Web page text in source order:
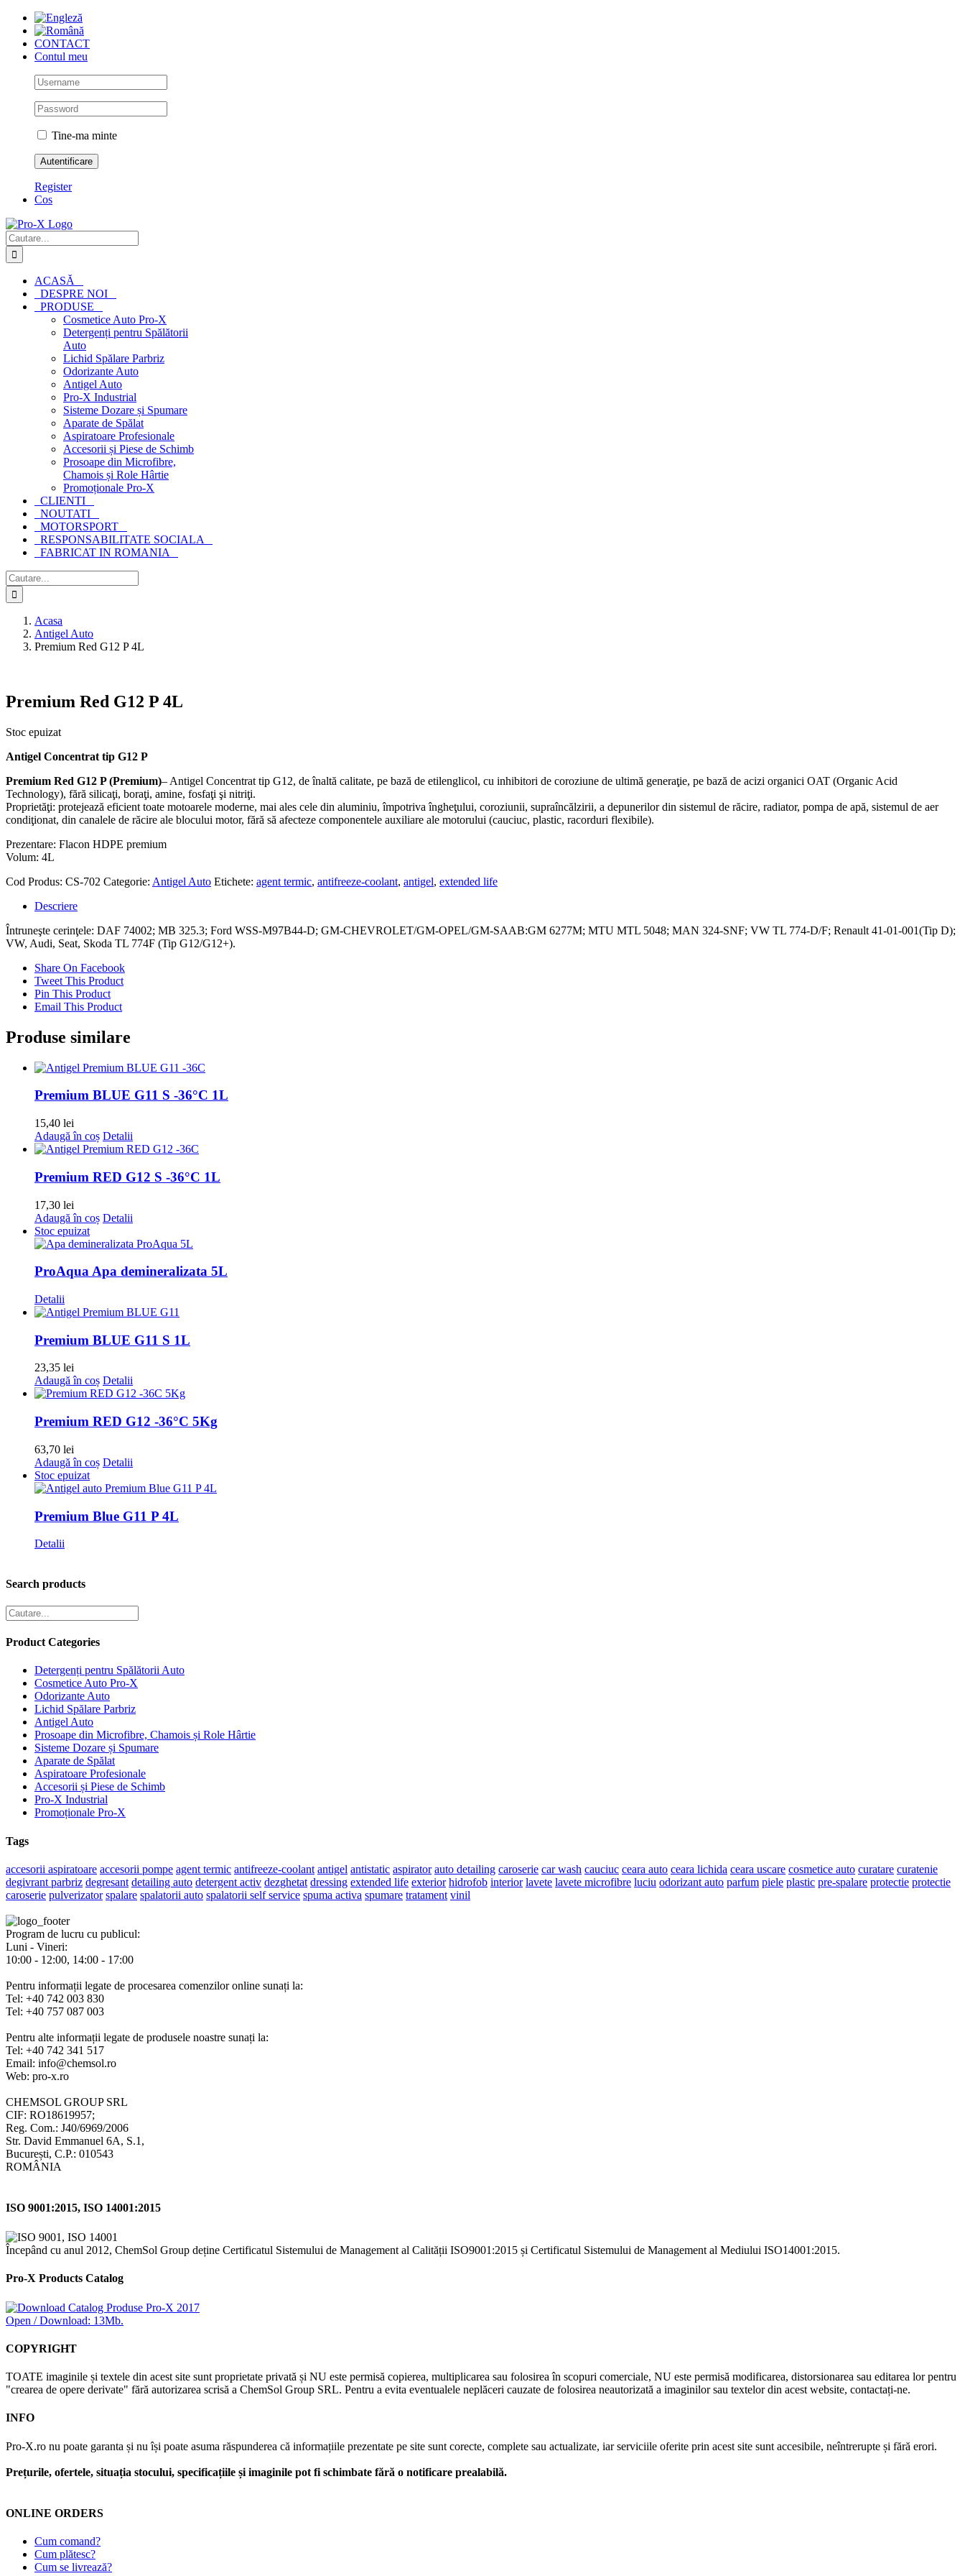
Skip
contentCONTACT
Contul meu
Tine-ma minte
Register
Cos
Cautare...
ACASĂ
DESPRE NOI
PRODUSE
Cosmetice Auto Pro-X
Detergenți pentru Spălătorii
Auto
Lichid Spălare Parbriz
Odorizante Auto
Antigel Auto
Pro-X Industrial
Sisteme Dozare și Spumare
Aparate de Spălat
Aspiratoare Profesionale
Accesorii și Piese de Schimb
Prosoape din Microfibre,
Chamois și Role Hârtie
Promoționale Pro-X
CLIENTI
NOUTATI
MOTORSPORT
RESPONSABILITATE SOCIALA
FABRICAT IN ROMANIA
Cautare...
Acasa
Antigel Auto
Premium Red G12 P 4L
Premium Red G12 P 4L
Stoc epuizat
Antigel Concentrat tip G12 P
Premium Red G12 P (Premium)– Antigel Concentrat tip G12, de înaltă calitate, pe bază de etilenglicol, cu inhibitori de coroziune de ultimă generaţie, pe bază de acizi organici OAT (Organic Acid
Technology), fără silicaţi, boraţi, amine, fosfaţi şi nitriţi.
Proprietăţi: protejează eficient toate motoarele moderne, mai ales cele din aluminiu, împotriva îngheţului, coroziunii, supraîncălzirii, a depunerilor din sistemul de răcire, radiator, pompa de apă, sistemul de aer
condiţionat, din canalele de răcire ale blocului motor, fără să afecteze componentele auxiliare ale motorului (cauciuc, plastic, racorduri flexibile).
Prezentare: Flacon HDPE premium
Volum: 4L
Cod Produs: CS-702 Categorie: Antigel Auto Etichete: agent termic, antifreeze-coolant, antigel, extended life
Descriere
Întruneşte cerinţele: DAF 74002; MB 325.3; Ford WSS-M97B44-D; GM-CHEVROLET/GM-OPEL/GM-SAAB:GM 6277M; MTU MTL 5048; MAN 324-SNF; VW TL 774-D/F; Renault 41-01-001(Tip D);
VW, Audi, Seat, Skoda TL 774F (Tip G12/G12+).
Share On Facebook
Tweet This Product
Pin This Product
Email This Product
Produse similare
Premium BLUE G11 S -36°C 1L
15,40 lei
Adaugă în coș Detalii
Premium RED G12 S -36°C 1L
17,30 lei
Adaugă în coș Detalii
Stoc epuizat
ProAqua Apa demineralizata 5L
Detalii
Premium BLUE G11 S 1L
23,35 lei
Adaugă în coș Detalii
Premium RED G12 -36°C 5Kg
63,70 lei
Adaugă în coș Detalii
Stoc epuizat
Premium Blue G11 P 4L
Detalii
Search products
Product Categories
Detergenți pentru Spălătorii Auto
Cosmetice Auto Pro-X
Odorizante Auto
Lichid Spălare Parbriz
Antigel Auto
Prosoape din Microfibre, Chamois și Role Hârtie
Sisteme Dozare și Spumare
Aparate de Spălat
Aspiratoare Profesionale
Accesorii și Piese de Schimb
Pro-X Industrial
Promoționale Pro-X
Tags
accesorii aspiratoare accesorii pompe agent termic antifreeze-coolant antigel antistatic aspirator auto detailing caroserie car wash cauciuc ceara auto ceara lichida ceara uscare cosmetice auto curatare curatenie
degivrant parbriz degresant detailing auto detergent activ dezghetat dressing extended life exterior hidrofob interior lavete lavete microfibre luciu odorizant auto parfum piele plastic pre-spalare protectie protectie
caroserie pulverizator spalare spalatorii auto spalatorii self service spuma activa spumare tratament vinil
Program de lucru cu publicul:
Luni - Vineri:
10:00 - 12:00, 14:00 - 17:00
Pentru informații legate de procesarea comenzilor online sunați la:
Tel: +40 742 003 830
Tel: +40 757 087 003
Pentru alte informații legate de produsele noastre sunați la:
Tel: +40 742 341 517
Email: info@chemsol.ro
Web: pro-x.ro
CHEMSOL GROUP SRL
CIF: RO18619957;
Reg. Com.: J40/6969/2006
Str. David Emmanuel 6A, S.1,
București, C.P.: 010543
ROMÂNIA
ISO 9001:2015, ISO 14001:2015
Începând cu anul 2012, ChemSol Group deține Certificatul Sistemului de Management al Calității ISO9001:2015 și Certificatul Sistemului de Management al Mediului ISO14001:2015.
Pro-X Products Catalog
Open / Download: 13Mb.
COPYRIGHT
TOATE imaginile și textele din acest site sunt proprietate privată și NU este permisă copierea, multiplicarea sau folosirea în scopuri comerciale, NU este permisă modificarea, distorsionarea sau editarea lor pentru
"crearea de opere derivate" fără autorizarea scrisă a ChemSol Group SRL. Pentru a evita eventualele neplăceri cauzate de folosirea neautorizată a imaginilor sau textelor din acest website, contactați-ne.
INFO
Pro-X.ro nu poate garanta și nu își poate asuma răspunderea că informațiile prezentate pe site sunt corecte, complete sau actualizate, iar serviciile oferite prin acest site sunt accesibile, neîntrerupte și fără erori.
Prețurile, ofertele, situația stocului, specificațiile și imaginile pot fi schimbate fără o notificare prealabilă.
ONLINE ORDERS
Cum comand?
Cum plătesc?
Cum se livrează?